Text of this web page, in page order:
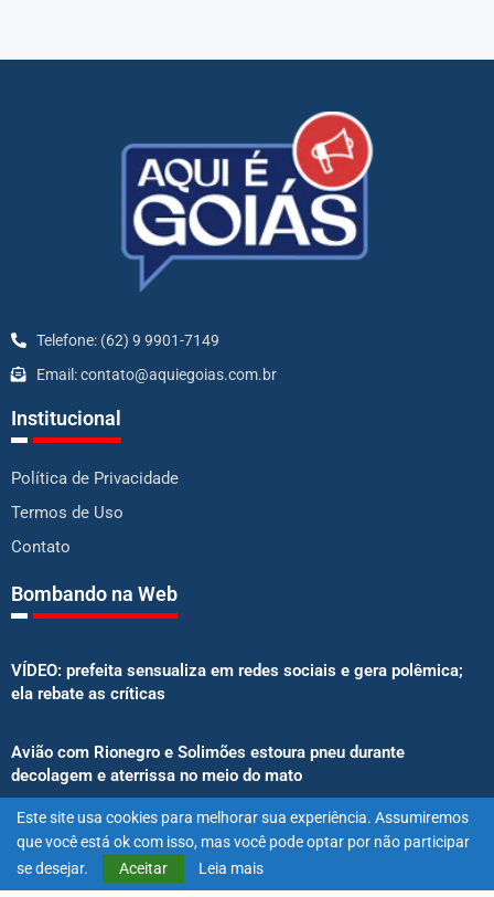
Telefone: (62) 9 9901-7149
Email: contato@aquiegoias.com.br
Institucional
Política de Privacidade
Termos de Uso
Contato
Bombando na Web
VÍDEO: prefeita sensualiza em redes sociais e gera polêmica;
ela rebate as críticas
Avião com Rionegro e Solimões estoura pneu durante
decolagem e aterrissa no meio do mato
Senado aprova proibição de atletas e influenciadores em
anúncios de bets
Este site usa cookies para melhorar sua experiência. Assumiremos
que você está ok com isso, mas você pode optar por não participar
se desejar.
Aceitar Leia mais